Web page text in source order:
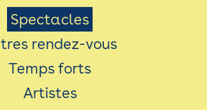
Spectacles
rendez-vous
Temps forts
Artistes